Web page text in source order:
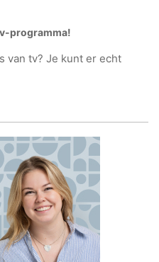
programma!
van tv? Je kunt er echt